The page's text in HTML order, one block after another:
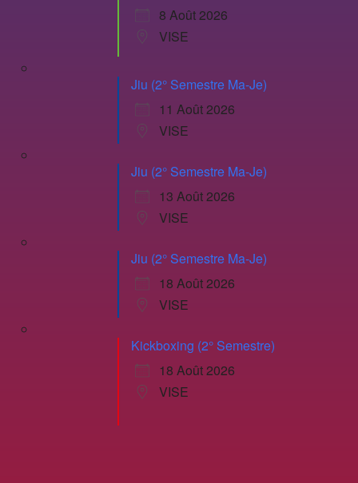
8 Août 2026
VISE
Jiu (2° Semestre Ma-Je)
11 Août 2026
VISE
Jiu (2° Semestre Ma-Je)
13 Août 2026
VISE
Jiu (2° Semestre Ma-Je)
18 Août 2026
VISE
Kickboxing (2° Semestre)
18 Août 2026
VISE